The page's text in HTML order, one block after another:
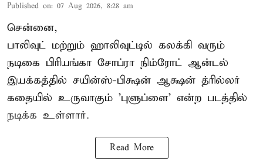
Published on: 07 Aug 2026, 8:28 am
சென்னை,
பாலிவுட் மற்றும் ஹாலிவுட்டில் கலக்கி வரும்
நடிகை பிரியங்கா சோப்ரா நிம்ரோட் ஆன்டல்
இயக்கத்தில் சயின்ஸ்-பிக்ஷன் ஆக்ஷன் த்ரில்லர்
கதையில் உருவாகும் 'புளுப்ளை' என்ற படத்தில்
நடிக்க உள்ளார்.
Read More